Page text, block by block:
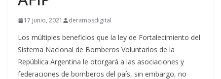
17 junio, 2021 deramosdigital
Los múltiples beneficios que la ley de Fortalecimiento del
Sistema Nacional de Bomberos Voluntarios de la
República Argentina le otorgará a las asociaciones y
federaciones de bomberos del país, sin embargo, no